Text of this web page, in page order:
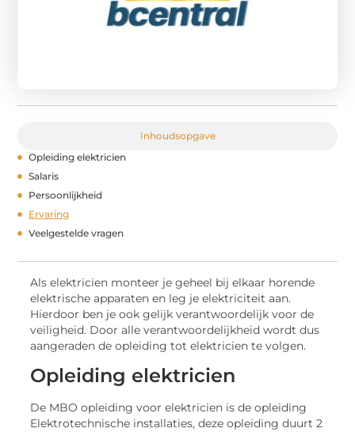
Inhoudsopgave
Opleiding elektricien
Salaris
Persoonlijkheid
Ervaring
Veelgestelde vragen
Als elektricien monteer je geheel bij elkaar horende
elektrische apparaten en leg je elektriciteit aan.
Hierdoor ben je ook gelijk verantwoordelijk voor de
veiligheid. Door alle verantwoordelijkheid wordt dus
aangeraden de opleiding tot elektricien te volgen.
Opleiding elektricien
De MBO opleiding voor elektricien is de opleiding
Elektrotechnische installaties, deze opleiding duurt 2